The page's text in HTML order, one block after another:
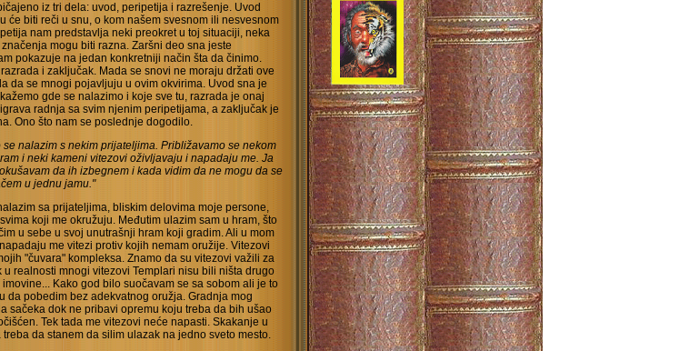
iz tri dela: uvod, peripetija i razrešenje. Uvod
će biti reči u snu, o kom našem svesnom ili nesvesnom
nam predstavlja neki preokret u toj situaciji, neka
mogu biti razna. Zaršni deo sna jeste
pokazuje na jedan konkretniji način šta da činimo.
i zaključak. Mada se snovi ne moraju držati ove
da se mnogi pojavljuju u ovim okvirima. Uvod sna je
gde se nalazimo i koje sve tu, razrada je onaj
radnja sa svim njenim peripetijama, a zaključak je
Ono što nam se poslednje dogodilo.
se nalazim s nekim prijateljima. Približavamo se nekom
i neki kameni vitezovi oživljavaju i napadaju me. Ja
da ih izbegnem i kada vidim da ne mogu da se
u jednu jamu."
sa prijateljima, bliskim delovima moje persone,
koji me okružuju. Međutim ulazim sam u hram, što
u sebe u svoj unutrašnji hram koji gradim. Ali u mom
me vitezi protiv kojih nemam oružije. Vitezovi
"čuvara" kompleksa. Znamo da su vitezovi važili za
u realnosti mnogi vitezovi Templari nisu bili ništa drugo
Kako god bilo suočavam se sa sobom ali je to
da pobedim bez adekvatnog oružja. Gradnja mog
sačeka dok ne pribavi opremu koju treba da bih ušao
Tek tada me vitezovi neće napasti. Skakanje u
da stanem da silim ulazak na jedno sveto mesto.